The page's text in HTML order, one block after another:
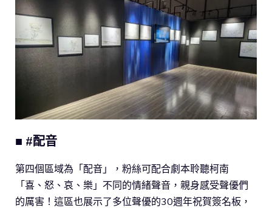
■ #配音
第四個區域為「配音」，粉絲可配合劇本聆聽柯南
「喜、怒、哀、樂」不同的情緒聲音，親身感受聲優們
的厲害！這區也展示了多位聲優的30週年祝賀簽名板，